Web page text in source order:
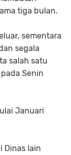
tiga bulan.
sementara
segala
salah satu
Senin
Januari
Dinas lain